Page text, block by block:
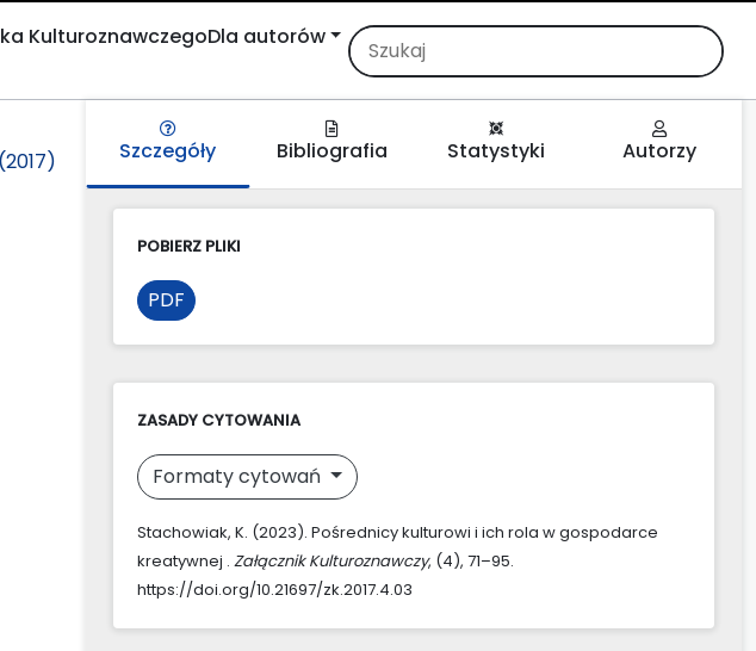
KulturoznawczegoDla autorów
Szczegóły Bibliografia Statystyki Autorzy
POBIERZ PLIKI
PDF
ZASADY CYTOWANIA
Formaty cytowań
Stachowiak, K. (2023). Pośrednicy kulturowi i ich rola w gospodarce
kreatywnej . Załącznik Kulturoznawczy, (4), 71–95.
https://doi.org/10.21697/zk.2017.4.03